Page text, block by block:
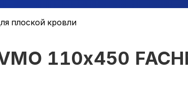
плоской кровли
110x450